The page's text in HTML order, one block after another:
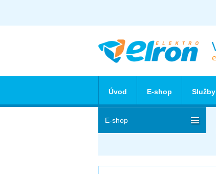
E-shop
Úvod E-shop Služby